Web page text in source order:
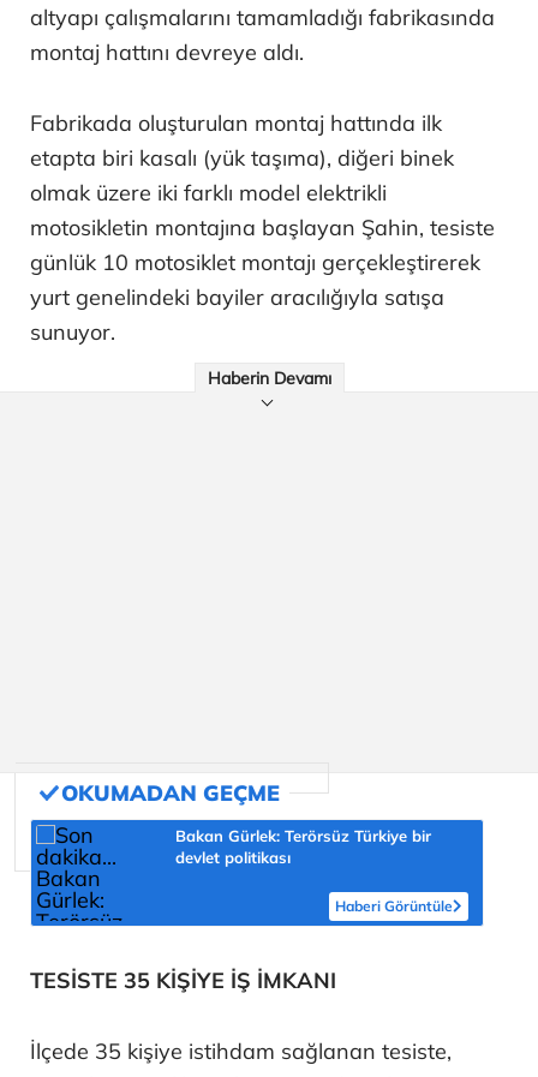
altyapı çalışmalarını tamamladığı fabrikasında
montaj hattını devreye aldı.
Fabrikada oluşturulan montaj hattında ilk
etapta biri kasalı (yük taşıma), diğeri binek
olmak üzere iki farklı model elektrikli
motosikletin montajına başlayan Şahin, tesiste
günlük 10 motosiklet montajı gerçekleştirerek
yurt genelindeki bayiler aracılığıyla satışa
sunuyor.
Haberin Devamı
Bakan Gürlek: Terörsüz Türkiye bir
devlet politikası
Haberi Görüntüle
TESİSTE 35 KİŞİYE İŞ İMKANI
İlçede 35 kişiye istihdam sağlanan tesiste,